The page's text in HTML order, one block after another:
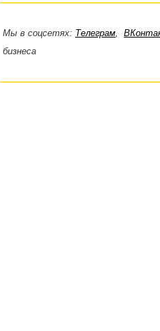
Мы в соцсетях: Телеграм,
бизнеса